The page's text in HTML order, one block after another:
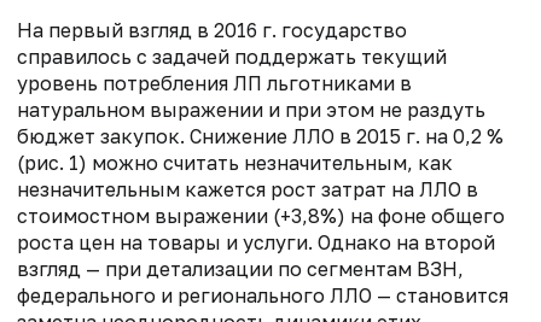
На первый взгляд в 2016 г. государство
справилось с задачей поддержать текущий
уровень потребления ЛП льготниками в
натуральном выражении и при этом не раздуть
бюджет закупок. Снижение ЛЛО в 2015 г. на 0,2 %
(рис. 1) можно считать незначительным, как
незначительным кажется рост затрат на ЛЛО в
стоимостном выражении (+3,8%) на фоне общего
роста цен на товары и услуги. Однако на второй
взгляд — при детализации по сегментам ВЗН,
федерального и регионального ЛЛО — становится